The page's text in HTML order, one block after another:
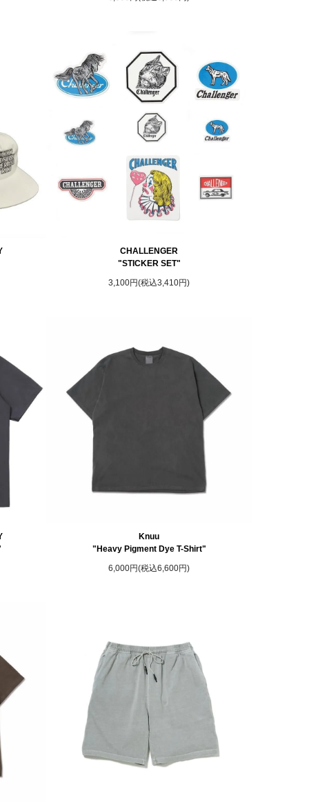
CHALLENGER
"STICKER SET"
3,100円(税込3,410円)
Knuu
"Heavy Pigment Dye T-Shirt"
6,000円(税込6,600円)